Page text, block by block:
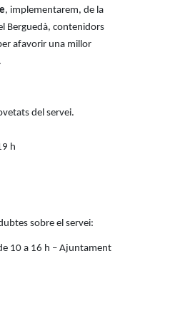
, implementarem, de la
Berguedà, contenidors
afavorir una millor
del servei.
h
sobre el servei:
10 a 16 h – Ajuntament